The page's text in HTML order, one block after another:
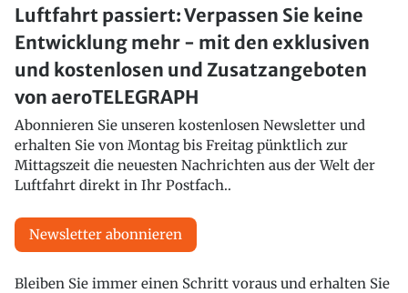
Luftfahrt passiert: Verpassen Sie keine
Entwicklung mehr - mit den exklusiven
und kostenlosen und Zusatzangeboten
von aeroTELEGRAPH
Abonnieren Sie unseren kostenlosen Newsletter und
erhalten Sie von Montag bis Freitag pünktlich zur
Mittagszeit die neuesten Nachrichten aus der Welt der
Luftfahrt direkt in Ihr Postfach..
Newsletter abonnieren
Bleiben Sie immer einen Schritt voraus und erhalten Sie